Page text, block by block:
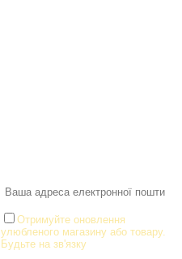
Отримуйте оновлення
улюбленого магазину або товару.
Будьте на зв'язку